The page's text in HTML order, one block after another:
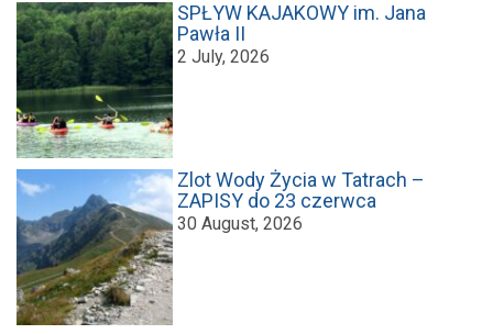
SPŁYW KAJAKOWY im. Jana
Pawła II
2 July, 2026
Zlot Wody Życia w Tatrach –
ZAPISY do 23 czerwca
30 August, 2026